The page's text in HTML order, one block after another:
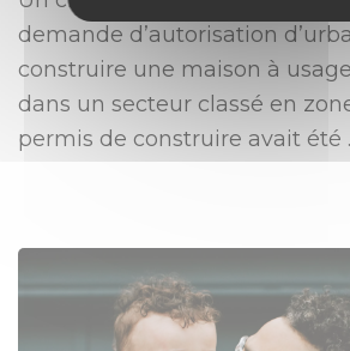
demande d’autorisation
construire une maison à
dans un secteur classé en
permis de construire avait été